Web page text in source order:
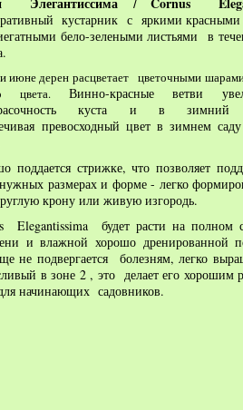
/
кустарник с яркими красными
бело-зелеными листьями
в
июне дерен расцветает цветочными
цвета. Винно-красные ветви
куста и в зимний
превосходный цвет в зимнем
поддается стрижке, что позволяет
размерах и форме - легко
крону или живую изгородь.
Elegantissima будет расти на полном
и влажной хорошо дренированной
не подвергается болезням, легко
в зоне 2 , это делает его хорошим
начинающих садовников.